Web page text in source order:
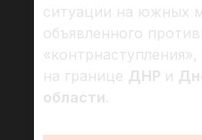
ситуации на южных
объявленного
на границе ДНР и
области.